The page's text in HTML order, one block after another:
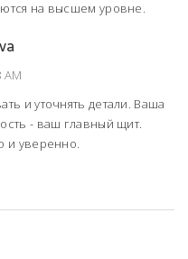
на высшем уровне.
AM
и уточнять детали. Ваша
- ваш главный щит.
и уверенно.